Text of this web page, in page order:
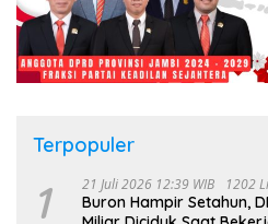
Terpopuler
1 21 Juli 2026 12:39 WIB 1202
Buron Hampir Setahun,